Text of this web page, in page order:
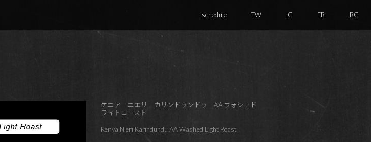
schedule TW IG FB BG
ケニア ニエリ カリンドゥンドゥ AA ウォシュド
ライトロースト
Kenya Nieri Karindundu AA Washed Light Roast